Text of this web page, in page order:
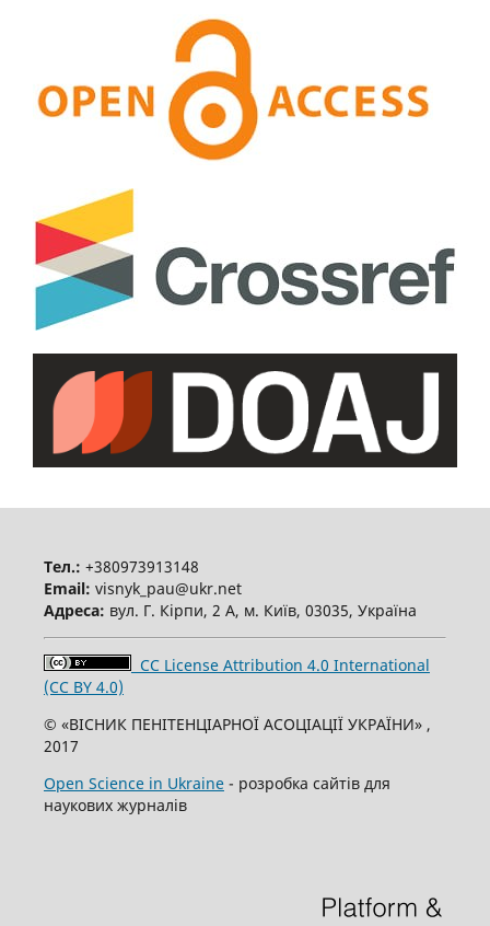
Тел.: +380973913148
Email: visnyk_pau@ukr.net
Адреса: вул. Г. Кірпи, 2 А, м. Київ, 03035, Україна
CC License Attribution 4.0 International
(CC BY 4.0)
© «ВІСНИК ПЕНІТЕНЦІАРНОЇ АСОЦІАЦІЇ УКРАЇНИ» ,
2017
Open Science in Ukraine- розробка сайтів для
наукових журналів